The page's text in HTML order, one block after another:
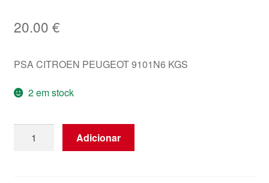
20.00 €
PSA CITROEN PEUGEOT 9101N6 KGS
2 em stock
Adicionar